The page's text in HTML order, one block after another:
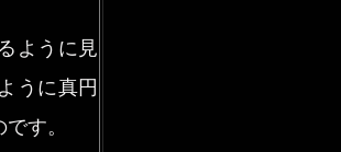
ように見
うに真円
す。